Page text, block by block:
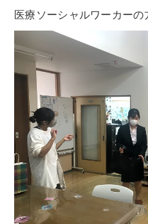
医療ソーシャルワーカーの